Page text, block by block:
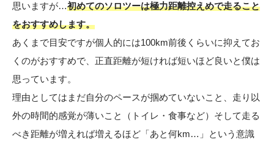
思いますが…初めてのソロツーは極力距離控えめで走ること
をおすすめします。
あくまで目安ですが個人的には100km前後くらいに抑えてお
くのがおすすめで、正直距離が短ければ短いほど良いと僕は
思っています。
理由としてはまだ自分のペースが掴めていないこと、走り以
外の時間的感覚が薄いこと（トイレ・食事など）そして走る
べき距離が増えれば増えるほど「あと何km…」という意識